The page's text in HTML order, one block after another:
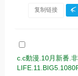
复制链接
c.c動漫.10月新番.